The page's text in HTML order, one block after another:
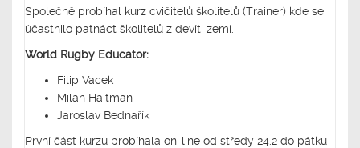
Společně probíhal kurz cvičitelů školitelů (Trainer) kde se
účastnilo patnáct školitelů z devíti zemí.
World Rugby Educator:
Filip Vacek
Milan Haitman
Jaroslav Bednařík
První část kurzu probíhala on-line od středy 24.2 do pátku